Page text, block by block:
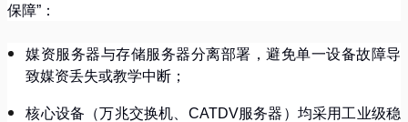
保障” ：
媒资服务器与存储服务器分离部署，避免单一设备故障导
致媒资丢失或教学中断；
核心设备（万兆交换机、 CATDV服务器）均采用工业级稳